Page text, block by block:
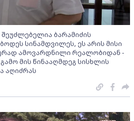
ბარამიძის
სინამდვილეს, ეს არის მისი
ამოვარდნილი რეალობიდან -
მის წინააღმდეგ სისხლის
აღიძრას